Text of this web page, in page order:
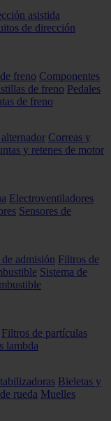
asistida
de dirección
freno Componentes
de freno Pedales
de freno
Correas y
y retenes de motor
Electroventiladores
Sensores de
admisión Filtros de
Sistema de
Filtros de partículas
lambda
Bieletas y
rueda Muelles